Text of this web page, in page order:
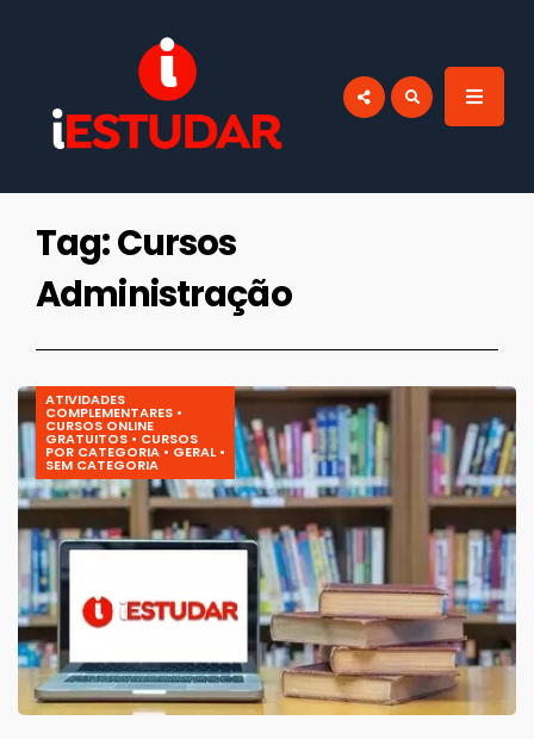
Tag: Cursos
Administração
ATIVIDADES
COMPLEMENTARES •
CURSOS ONLINE
GRATUITOS • CURSOS
POR CATEGORIA • GERAL•
SEM CATEGORIA